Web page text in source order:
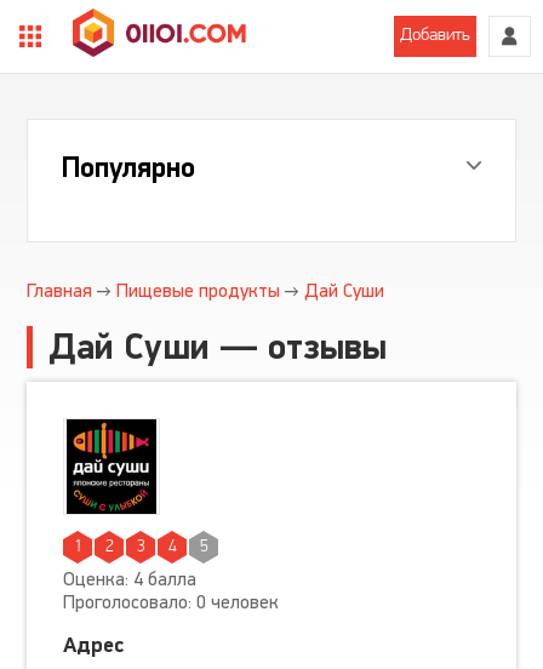
Добавить
Популярно
Главная Пищевые продукты Дай Суши
Дай Суши — отзывы
1 2 3 4 5
Оценка: 4 балла
Проголосовало: 0 человек
Адрес